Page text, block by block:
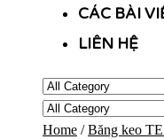
CÁC BÀI
LIÊN HỆ
Home /Băng keo